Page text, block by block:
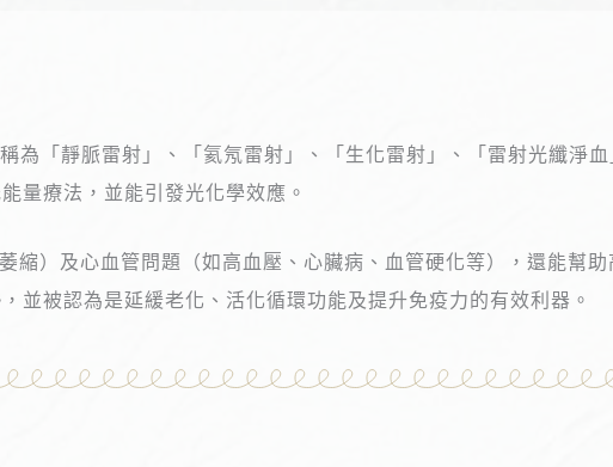
靜脈雷射」、「氦氖雷射」、「生化雷射」、「雷射光纖淨血
量療法，並能引發光化學效應。
）及心血管問題（如高血壓、心臟病、血管硬化等），還能幫助
並被認為是延緩老化、活化循環功能及提升免疫力的有效利器。